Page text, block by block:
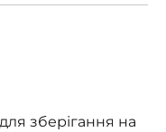
зберігання на